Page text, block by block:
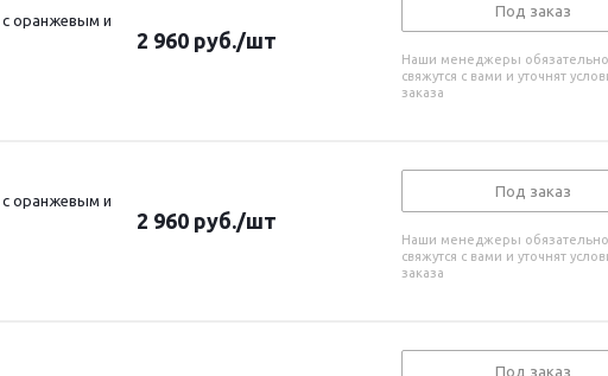
с оранжевым и
2 960 руб./шт
Под заказ
Наши менеджеры обязательно
свяжутся с вами и уточнят
заказа
с оранжевым и
2 960 руб./шт
Под заказ
Наши менеджеры обязательно
свяжутся с вами и уточнят
заказа
Под заказ